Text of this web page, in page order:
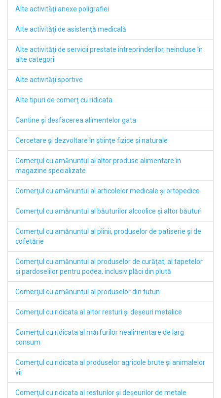
Alte activităţi anexe poligrafiei
Alte activităţi de asistenţă medicală
Alte activităţi de servicii prestate întreprinderilor, neincluse în
alte categorii
Alte activităţi sportive
Alte tipuri de comerţ cu ridicata
Cantine şi desfacerea alimentelor gata
Cercetare şi dezvoltare în ştiinţe fizice şi naturale
Comerţul cu amănuntul al altor produse alimentare în
magazine specializate
Comerţul cu amănuntul al articolelor medicale şi ortopedice
Comerţul cu amănuntul al băuturilor alcoolice şi altor băuturi
Comerţul cu amănuntul al pîinii, produselor de patiserie şi de
cofetărie
Comerţul cu amănuntul al produselor de curăţat, al tapetelor
şi pardoselilor pentru podea, inclusiv plăci din plută
Comerţul cu amănuntul al produselor din tutun
Comerţul cu ridicata al altor resturi şi deşeuri metalice
Comerţul cu ridicata al mărfurilor nealimentare de larg
consum
Comerţul cu ridicata al produselor agricole brute şi animalelor
vii
Comerţul cu ridicata al resturilor şi deşeurilor de metale